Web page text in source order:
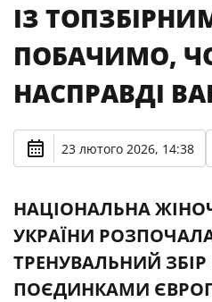
ІЗ
ПОБАЧИМО,
НАСПРАВДІ
23 лютого 2026, 14:38
НАЦІОНАЛЬНА
УКРАЇНИ
ТРЕНУВАЛЬНИЙ ЗБІР
ПОЄДИНКАМИ